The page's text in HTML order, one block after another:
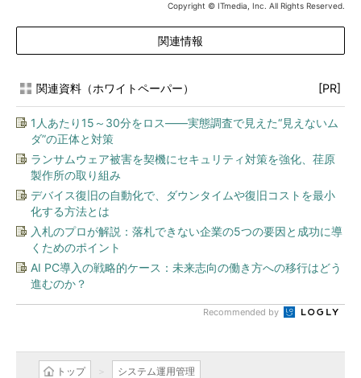
Copyright © ITmedia, Inc. All Rights Reserved.
関連情報
関連資料（ホワイトペーパー） [PR]
1人あたり15～30分をロス――実態調査で見えた“見えないム
ダ”の正体と対策
ランサムウェア被害を契機にセキュリティ対策を強化、荏原
製作所の取り組み
デバイス復旧の自動化で、ダウンタイムや復旧コストを最小
化する方法とは
入札のプロが解説：落札できない企業の5つの要因と成功に導
くためのポイント
AI PC導入の戦略的ケース：未来志向の働き方への移行はどう
進むのか？
Recommended by
トップ システム運用管理